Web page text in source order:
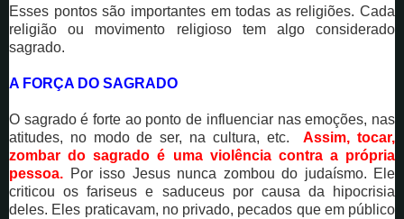
Esses pontos são importantes em todas as religiões. Cada
religião ou movimento religioso tem algo considerado
sagrado.
A FORÇA DO SAGRADO
O sagrado é forte ao ponto de influenciar nas emoções, nas
atitudes, no modo de ser, na cultura, etc.
Assim, tocar,
zombar do sagrado é uma violência contra a própria
pessoa. Por isso Jesus nunca zombou do judaísmo. Ele
criticou os fariseus e saduceus por causa da hipocrisia
deles. Eles praticavam, no privado, pecados que em público